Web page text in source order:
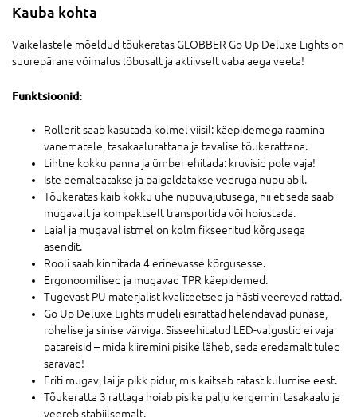
Kauba kohta
Väikelastele mõeldud tõukeratas GLOBBER Go Up Deluxe Lights on
suurepärane võimalus lõbusalt ja aktiivselt vaba aega veeta!
Funktsioonid:
Rollerit saab kasutada kolmel viisil: käepidemega raamina
vanematele, tasakaalurattana ja tavalise tõukerattana.
Lihtne kokku panna ja ümber ehitada: kruvisid pole vaja!
Iste eemaldatakse ja paigaldatakse vedruga nupu abil.
Tõukeratas käib kokku ühe nupuvajutusega, nii et seda saab
mugavalt ja kompaktselt transportida või hoiustada.
Laial ja mugaval istmel on kolm fikseeritud kõrgusega
asendit.
Rooli saab kinnitada 4 erinevasse kõrgusesse.
Ergonoomilised ja mugavad TPR käepidemed.
Tugevast PU materjalist kvaliteetsed ja hästi veerevad rattad.
Go Up Deluxe Lights mudeli esirattad helendavad punase,
rohelise ja sinise värviga. Sisseehitatud LED-valgustid ei vaja
patareisid – mida kiiremini pisike läheb, seda eredamalt tuled
säravad!
Eriti mugav, lai ja pikk pidur, mis kaitseb ratast kulumise eest.
Tõukeratta 3 rattaga hoiab pisike palju kergemini tasakaalu ja
veereb stabiilsemalt.